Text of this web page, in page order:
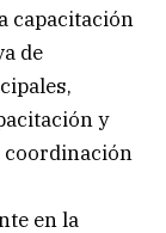
capacitación
de
y
coordinación
en la